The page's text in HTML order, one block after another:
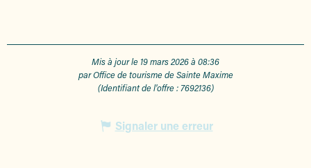
Mis à jour le 19 mars 2026 à 08:36
par Office de tourisme de Sainte Maxime
(Identifiant de l'offre : 7692136)
Signaler une erreur